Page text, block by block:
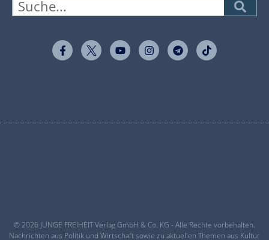
© 2026 JUNGE FREIHEIT Verlag GmbH & Co. KG - Alle Rechte vorbehalten.
Nachrichten aus Politik und Wirtschaft sowie zu aktuellen Themen aus Kultur